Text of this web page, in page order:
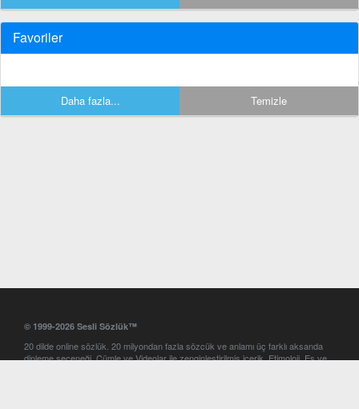
Favoriler
Daha fazla... Temizle
© 1999-2026 Sesli Sözlük™
20 dilde online sözlük. 20 milyondan fazla sözcük ve anlamı üç farklı aksanda
dinleme seçeneği. Cümle ve Videolar ile zenginleştirilmiş içerik. Etimoloji, Eş ve